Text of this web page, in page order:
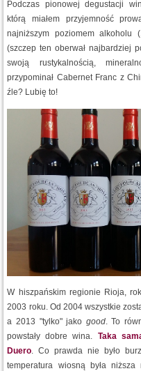
Podczas pionowej degustacji
którą miałem przyjemność
najniższym poziomem alkoholu
(szczep ten oberwał najbardziej
swoją rustykalnością,
przypominał Cabernet Franc z
źle? Lubię to!
W hiszpańskim regionie Rioja,
2003 roku. Od 2004 wszystkie
a 2013 "tylko" jako good. To
powstały dobre wina. Taka
Duero. Co prawda nie było
temperatura wiosną była